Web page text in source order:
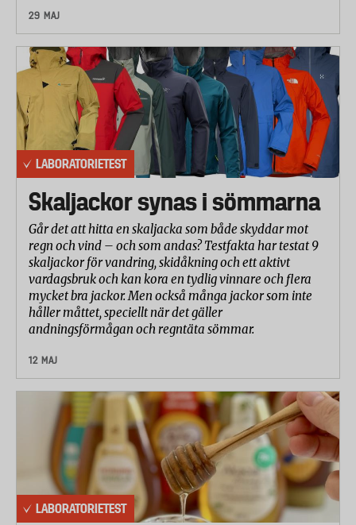
29 MAJ
LABORATORIETEST
Skaljackor synas i sömmarna
Går det att hitta en skaljacka som både skyddar mot
regn och vind – och som andas? Testfakta har testat 9
skaljackor för vandring, skidåkning och ett aktivt
vardagsbruk och kan kora en tydlig vinnare och flera
mycket bra jackor. Men också många jackor som inte
håller måttet, speciellt när det gäller
andningsförmågan och regntäta sömmar.
12 MAJ
LABORATORIETEST